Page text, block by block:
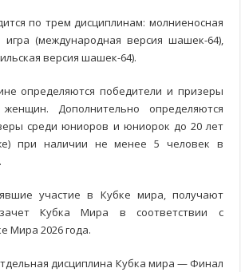
по трем дисциплинам: молниеносная
игра (международная версия шашек-64),
версия шашек-64).
определяются победители и призеры
Дополнительно определяются
среди юниоров и юниорок до 20 лет
при наличии не менее 5 человек в
участие в Кубке мира, получают
Кубка Мира в соответствии с
Мира 2026 года.
дисциплина Кубка мира — Финал